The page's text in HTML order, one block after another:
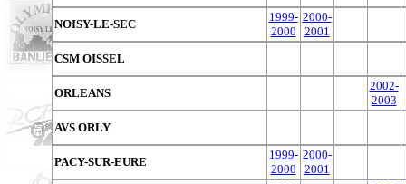
NOISY-LE-SEC
1999-
2000
2000-
2001
CSM OISSEL
ORLEANS
2002-
2003
AVS ORLY
PACY-SUR-EURE
1999-
2000
2000-
2001